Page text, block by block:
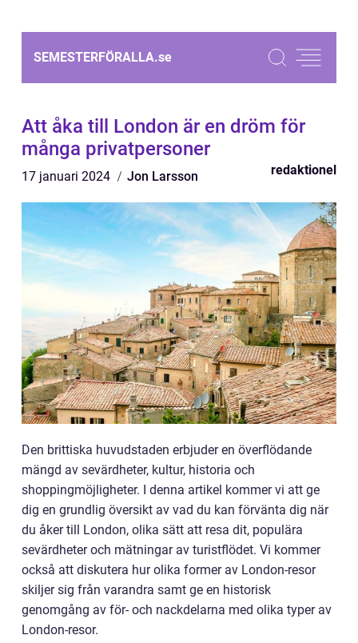
SEMESTERFÖRALLA.se
Att åka till London är en dröm för
många privatpersoner
17 januari 2024 Jon Larsson redaktionel
Den brittiska huvudstaden erbjuder en överflödande
mängd av sevärdheter, kultur, historia och
shoppingmöjligheter. I denna artikel kommer vi att ge
dig en grundlig översikt av vad du kan förvänta dig när
du åker till London, olika sätt att resa dit, populära
sevärdheter och mätningar av turistflödet. Vi kommer
också att diskutera hur olika former av London-resor
skiljer sig från varandra samt ge en historisk
genomgång av för- och nackdelarna med olika typer av
London-resor.